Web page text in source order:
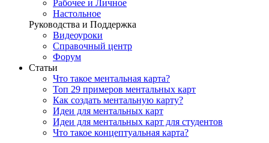
Рабочее и Личное
Настольное
Руководства и Поддержка
Видеоуроки
Справочный центр
Форум
Статьи
Что такое ментальная карта?
Топ 29 примеров ментальных карт
Как создать ментальную карту?
Идеи для ментальных карт
Идеи для ментальных карт для студентов
Что такое концептуальная карта?